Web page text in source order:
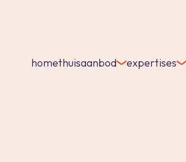
homethuisaanbod expertises